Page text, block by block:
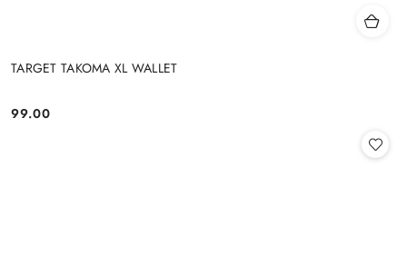
TARGET TAKOMA XL WALLET
Cena:
99.00